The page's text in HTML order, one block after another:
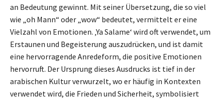
an Bedeutung gewinnt. Mit seiner Übersetzung, die so viel
wie „oh Mann“ oder „wow“ bedeutet, vermittelt er eine
Vielzahl von Emotionen. ‚Ya Salame‘ wird oft verwendet, um
Erstaunen und Begeisterung auszudrücken, und ist damit
eine hervorragende Anredeform, die positive Emotionen
hervorruft. Der Ursprung dieses Ausdrucks ist tief in der
arabischen Kultur verwurzelt, wo er häufig in Kontexten
verwendet wird, die Frieden und Sicherheit, symbolisiert